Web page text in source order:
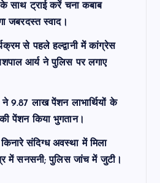
साथ ट्राई करें चना कबाब
जबरदस्त स्वाद।
से पहले हल्द्वानी में कांग्रेस
आर्य ने पुलिस पर लगाए
ने 9.87 लाख पेंशन लाभार्थियों के
पेंशन किया भुगतान।
संदिग्ध अवस्था में मिला
में सनसनी; पुलिस जांच में जुटी।